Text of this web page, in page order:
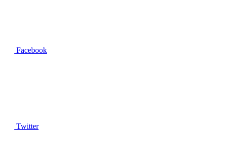
Facebook
Twitter